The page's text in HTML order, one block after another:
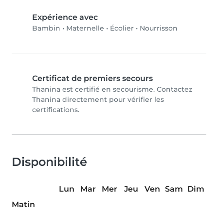
Expérience avec
Bambin • Maternelle • Écolier • Nourrisson
Certificat de premiers secours
Thanina est certifié en secourisme. Contactez
Thanina directement pour vérifier les
certifications.
Disponibilité
Lun Mar Mer Jeu Ven Sam Dim
Matin